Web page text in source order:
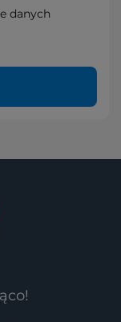
danych